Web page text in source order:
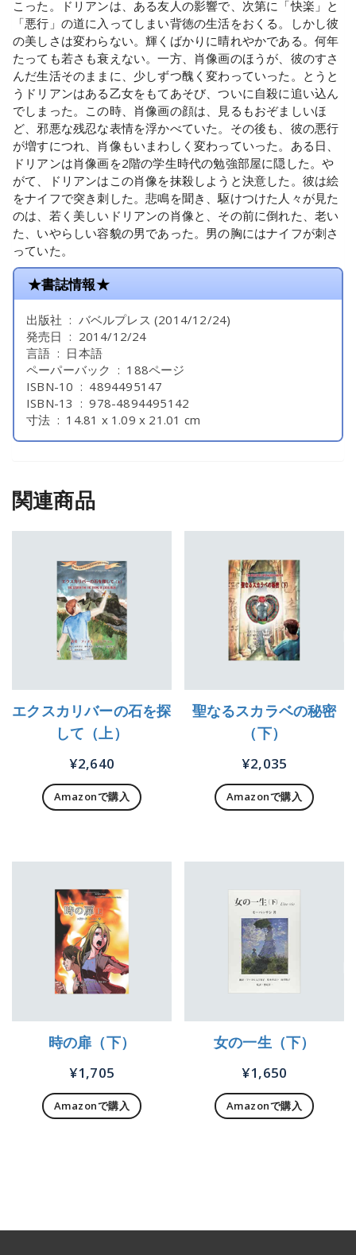
こった。ドリアンは、ある友人の影響で、次第に「快楽」と
「悪行」の道に入ってしまい背徳の生活をおくる。しかし彼
の美しさは変わらない。輝くばかりに晴れやかである。何年
たっても若さも衰えない。一方、肖像画のほうが、彼のすさ
んだ生活そのままに、少しずつ醜く変わっていった。とうと
うドリアンはある乙女をもてあそび、ついに自殺に追い込ん
でしまった。この時、肖像画の顔は、見るもおぞましいほ
ど、邪悪な残忍な表情を浮かべていた。その後も、彼の悪行
が増すにつれ、肖像もいまわしく変わっていった。ある日、
ドリアンは肖像画を2階の学生時代の勉強部屋に隠した。や
がて、ドリアンはこの肖像を抹殺しようと決意した。彼は絵
をナイフで突き刺した。悲鳴を聞き、駆けつけた人々が見た
のは、若く美しいドリアンの肖像と、その前に倒れた、老い
た、いやらしい容貌の男であった。男の胸にはナイフが刺さ
っていた。
★書誌情報★
出版社 ‏ : ‎ バベルプレス (2014/12/24)
発売日 ‏ : ‎ 2014/12/24
言語 ‏ : ‎ 日本語
ペーパーバック ‏ : ‎ 188ページ
ISBN-10 ‏ : ‎ 4894495147
ISBN-13 ‏ : ‎ 978-4894495142
寸法 ‏ : ‎ 14.81 x 1.09 x 21.01 cm
関連商品
エクスカリバーの石を探
して（上）
¥2,640
Amazonで購入
聖なるスカラベの秘密
（下）
¥2,035
Amazonで購入
時の扉（下）
¥1,705
Amazonで購入
女の一生（下）
¥1,650
Amazonで購入